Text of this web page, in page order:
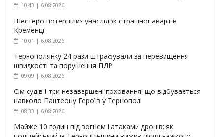
10:43 | 6.08.2026
Шестеро потерпілих унаслідок страшної аварії в
Кременці
10:01 | 6.08.2026
Тернополянку 24 рази штрафували за перевищення
швидкості та порушення ПДР
09:09 | 6.08.2026
Сім судів і три незавершені поховання: що відбувається
навколо Пантеону Героїв у Тернополі
08:33 | 6.08.2026
Майже 10 годин під вогнем і атаками дронів: як